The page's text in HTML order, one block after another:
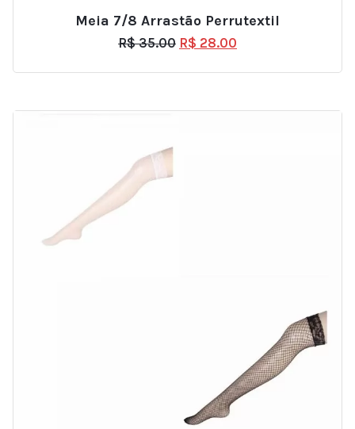
Meia 7/8 Arrastão Perrutextil
R$35.00 R$ 28.00